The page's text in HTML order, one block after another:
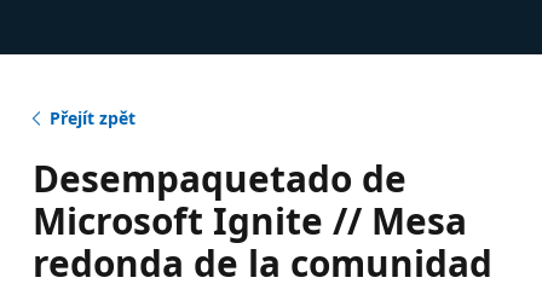
Přejít zpět
Desempaquetado de
Microsoft Ignite // Mesa
redonda de la comunidad